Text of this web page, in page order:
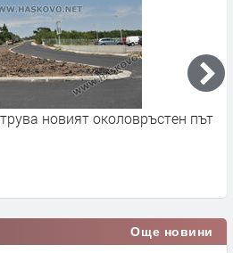
новият околовръстен път
Още новини